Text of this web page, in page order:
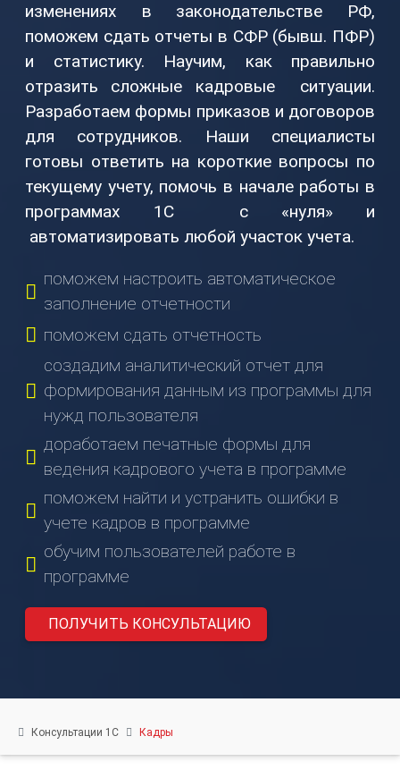
8
(831)
274-
80-
80
gov-
ip@mail.ru
603003
Нижний
ул.
Ефремова,
НАС
Вебинары
Контакты
Удалённый
помощник
Релизы
изменениях в законодательстве РФ,
поможем сдать отчеты в СФР (бывш. ПФР)
и статистику. Научим, как правильно
отразить сложные кадровые ситуации.
Разработаем формы приказов и договоров
для сотрудников. Наши специалисты
готовы ответить на короткие вопросы по
текущему учету, помочь в начале работы в
программах 1С с «нуля» и
автоматизировать любой участок учета.
поможем настроить автоматическое
заполнение отчетности
поможем сдать отчетность
создадим аналитический отчет для
формирования данным из программы для
нужд пользователя
доработаем печатные формы для
ведения кадрового учета в программе
поможем найти и устранить ошибки в
учете кадров в программе
обучим пользователей работе в
программе
ПОЛУЧИТЬ КОНСУЛЬТАЦИЮ
Консультации 1С Кадры